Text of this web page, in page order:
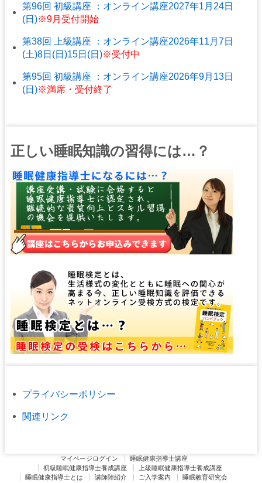
第96回 初級講座 ：オンライン講座2027年1月24日
(日)※9月受付開始
第38回 上級講座 ：オンライン講座2026年11月7日
(土)8日(日)15日(日)※受付中
第95回 初級講座 ：オンライン講座2026年9月13日
(日)※満席・受付終了
正しい睡眠知識の習得には…？
プライバシーポリシー
関連リンク
マイページログイン
睡眠健康指導士講座
初級睡眠健康指導士養成講座
上級睡眠健康指導士養成講座
睡眠健康指導士とは
講師陣紹介 ご入学案内 睡眠教育研究会